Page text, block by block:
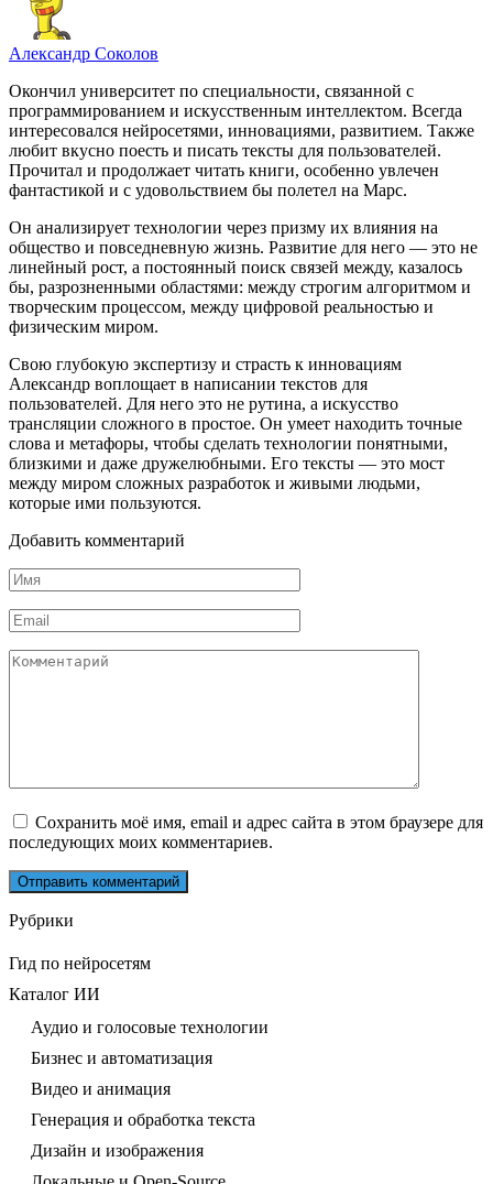
Александр Соколов
Окончил университет по специальности, связанной с
программированием и искусственным интеллектом. Всегда
интересовался нейросетями, инновациями, развитием. Также
любит вкусно поесть и писать тексты для пользователей.
Прочитал и продолжает читать книги, особенно увлечен
фантастикой и с удовольствием бы полетел на Марс.
Он анализирует технологии через призму их влияния на
общество и повседневную жизнь. Развитие для него — это не
линейный рост, а постоянный поиск связей между, казалось
бы, разрозненными областями: между строгим алгоритмом и
творческим процессом, между цифровой реальностью и
физическим миром.
Свою глубокую экспертизу и страсть к инновациям
Александр воплощает в написании текстов для
пользователей. Для него это не рутина, а искусство
трансляции сложного в простое. Он умеет находить точные
слова и метафоры, чтобы сделать технологии понятными,
близкими и даже дружелюбными. Его тексты — это мост
между миром сложных разработок и живыми людьми,
которые ими пользуются.
Добавить комментарий
Имя
*
Email
*
Комментарий
Сохранить моё имя, email и адрес сайта в этом браузере для
последующих моих комментариев.
Рубрики
Гид по нейросетям
Каталог ИИ
Аудио и голосовые технологии
Бизнес и автоматизация
Видео и анимация
Генерация и обработка текста
Дизайн и изображения